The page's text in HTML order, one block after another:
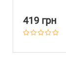
419 грн